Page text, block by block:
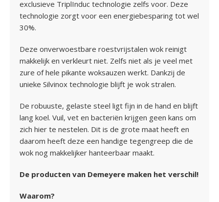
exclusieve TriplInduc technologie zelfs voor. Deze
technologie zorgt voor een energiebesparing tot wel
30%.
Deze onverwoestbare roestvrijstalen wok reinigt
makkelijk en verkleurt niet. Zelfs niet als je veel met
zure of hele pikante woksauzen werkt. Dankzij de
unieke Silvinox technologie blijft je wok stralen.
De robuuste, gelaste steel ligt fijn in de hand en blijft
lang koel. Vuil, vet en bacteriën krijgen geen kans om
zich hier te nestelen. Dit is de grote maat heeft en
daarom heeft deze een handige tegengreep die de
wok nog makkelijker hanteerbaar maakt.
De producten van Demeyere maken het verschil!
Waarom?